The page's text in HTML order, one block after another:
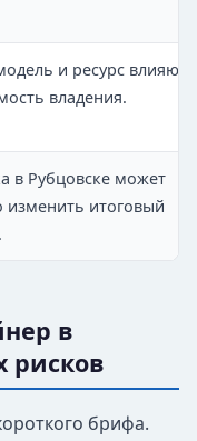
и ресурс влияют
владения.
в Рубцовске может
изменить итоговый
в
рисков
брифа.